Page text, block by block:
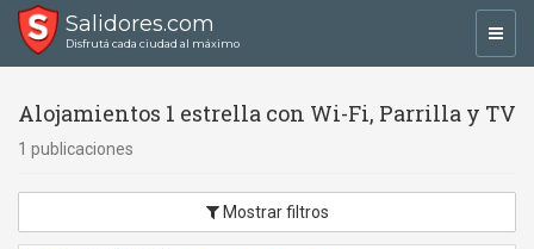
Salidores.com
Disfrutá cada ciudad al máximo
Alojamientos 1 estrella con Wi-Fi, Parrilla y TV
1 publicaciones
Mostrar filtros